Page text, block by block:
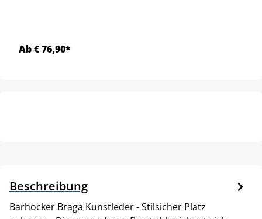
Ab € 76,90*
Beschreibung
Barhocker Braga Kunstleder - Stilsicher Platz